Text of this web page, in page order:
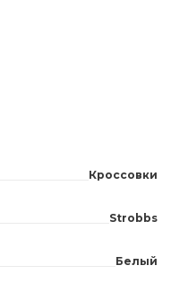
Кроссовки
Strobbs
Белый